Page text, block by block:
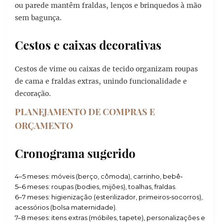
ou parede mantêm fraldas, lenços e brinquedos à mão
sem bagunça.
Cestos e caixas decorativas
Cestos de vime ou caixas de tecido organizam roupas
de cama e fraldas extras, unindo funcionalidade e
decoração.
PLANEJAMENTO DE COMPRAS E
ORÇAMENTO
Cronograma sugerido
4–5 meses: móveis (berço, cômoda), carrinho, bebê‑
5–6 meses: roupas (bodies, mijões), toalhas, fraldas.
6–7 meses: higienização (esterilizador, primeiros‑socorros),
acessórios (bolsa maternidade).
7–8 meses: itens extras (móbiles, tapete), personalizações e